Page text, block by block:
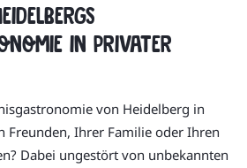
in privater
von Heidelberg in
Freunden, Ihrer Familie oder Ihren
Dabei ungestört von unbekannten